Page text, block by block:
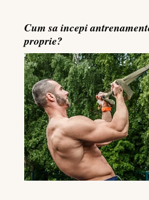
Cum sa incepi
proprie?